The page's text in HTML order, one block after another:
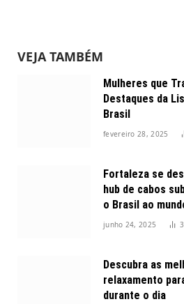
VEJA TAMBÉM
Mulheres que
Destaques da
Brasil
fevereiro 28, 2025
Fortaleza se
hub de cabos
o Brasil ao
junho 24, 2025
Descubra as
relaxamento
durante o dia